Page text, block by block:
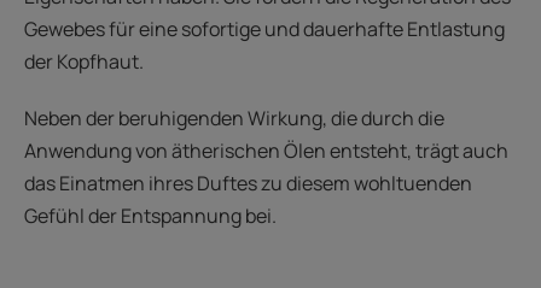
Gewebes für eine sofortige und dauerhafte Entlastung
der Kopfhaut.
Neben der beruhigenden Wirkung, die durch die
Anwendung von ätherischen Ölen entsteht, trägt auch
das Einatmen ihres Duftes zu diesem wohltuenden
Gefühl der Entspannung bei.